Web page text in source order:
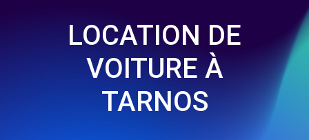
LOCATION DE
VOITURE À
TARNOS